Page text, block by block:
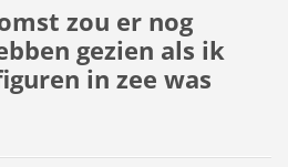
zou er nog
gezien als ik
in zee was